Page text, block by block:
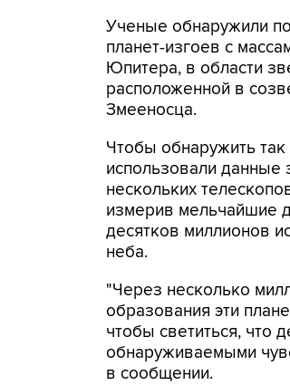
Ученые обнаружили
планет-изгоев с
Юпитера, в области
расположенной в
Змееносца.
Чтобы обнаружить
использовали данные
нескольких
измерив мельчайшие
десятков миллионов
неба.
"Через несколько
образования эти
чтобы светиться, что
обнаруживаемыми
в сообщении.